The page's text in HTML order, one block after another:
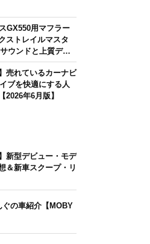
GX550用マフラー
ストレイルマスタ
ウンドと上質デザ
売れているカーナビ
ブを快適にする人
2026年6月版】
新型デビュー・モデ
＆新車スクープ・リ
ぐの車紹介【MOBY